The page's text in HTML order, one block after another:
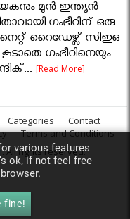
മുന്‍ ഇന്ത്യന്‍
ഒരു
റൈഡേഴ്സ് സിഇഒ
ഗംഭീറിനെയും
[Read More]
Categories
Contact
Terms and Conditions
. All rights reserved.
various features
ok, if not feel free
fine!